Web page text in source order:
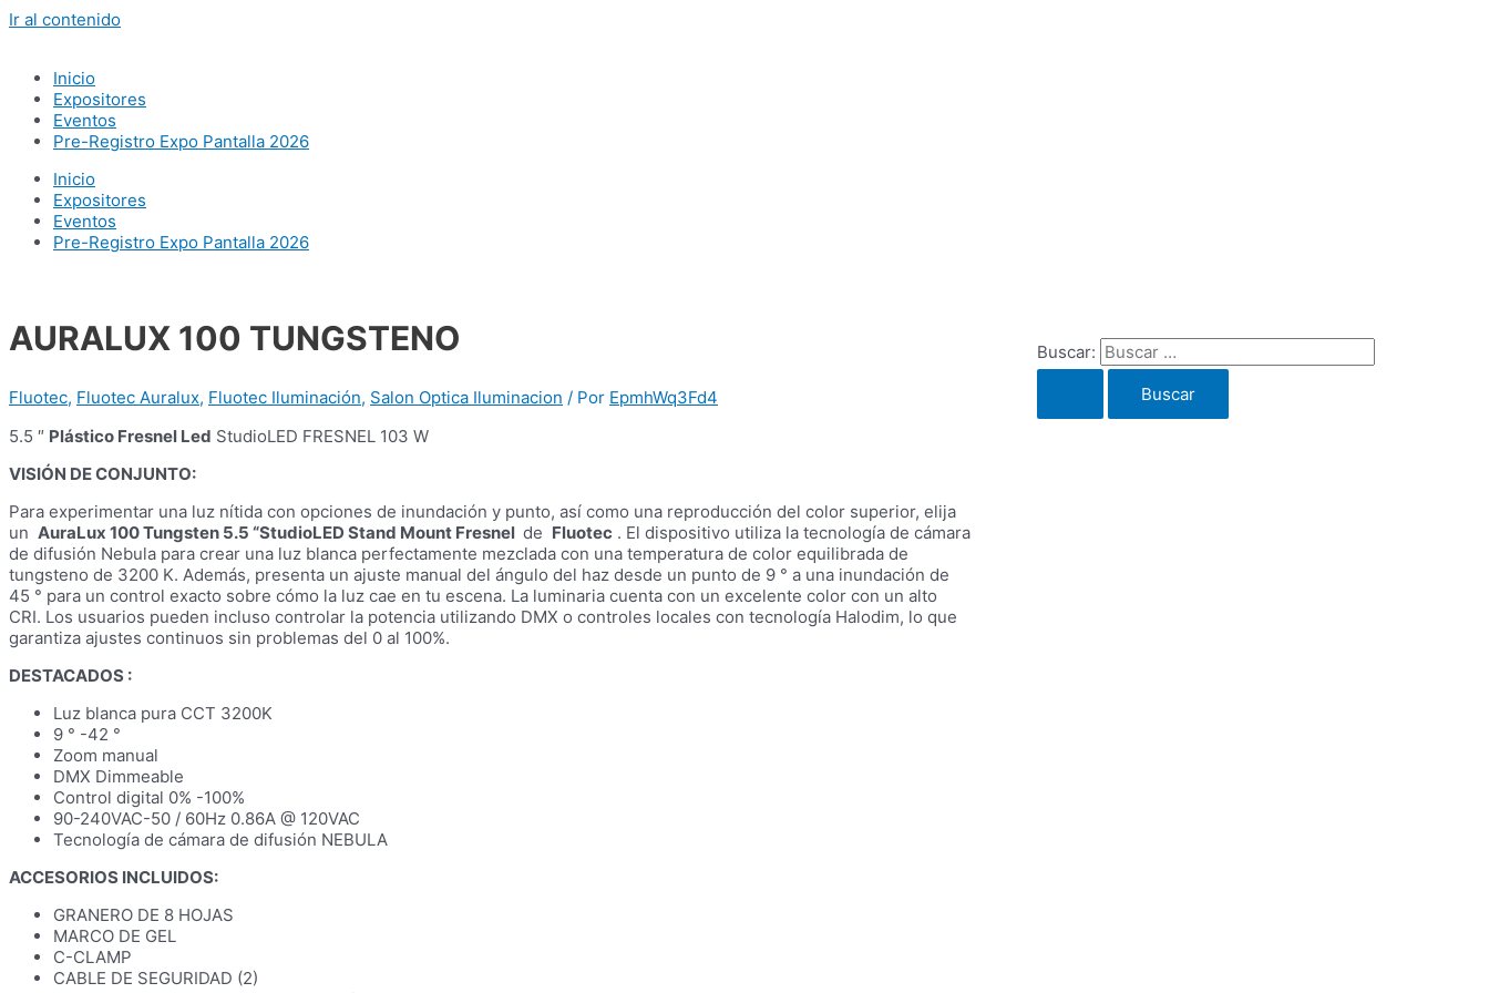
Ir al contenido
Inicio
Expositores
Eventos
Pre-Registro Expo Pantalla 2026
Inicio
Expositores
Eventos
Pre-Registro Expo Pantalla 2026
AURALUX 100 TUNGSTENO
Fluotec, Fluotec Auralux, Fluotec Iluminación, Salon Optica Iluminacion / Por EpmhWq3Fd4
5.5 ″ Plástico Fresnel Led StudioLED FRESNEL 103 W
VISIÓN DE CONJUNTO:
Para experimentar una luz nítida con opciones de inundación y punto, así como una reproducción del color superior, elija
un AuraLux 100 Tungsten 5.5 “StudioLED Stand Mount Fresnel de Fluotec . El dispositivo utiliza la tecnología de cámara
de difusión Nebula para crear una luz blanca perfectamente mezclada con una temperatura de color equilibrada de
tungsteno de 3200 K. Además, presenta un ajuste manual del ángulo del haz desde un punto de 9 ° a una inundación de
45 ° para un control exacto sobre cómo la luz cae en tu escena. La luminaria cuenta con un excelente color con un alto
CRI. Los usuarios pueden incluso controlar la potencia utilizando DMX o controles locales con tecnología Halodim, lo que
garantiza ajustes continuos sin problemas del 0 al 100%.
DESTACADOS :
Luz blanca pura CCT 3200K
9 ° -42 °
Zoom manual
DMX Dimmeable
Control digital 0% -100%
90-240VAC-50 / 60Hz 0.86A @ 120VAC
Tecnología de cámara de difusión NEBULA
ACCESORIOS INCLUIDOS:
GRANERO DE 8 HOJAS
MARCO DE GEL
C-CLAMP
CABLE DE SEGURIDAD (2)
Buscar: